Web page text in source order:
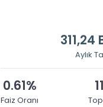
311,24
Aylık
0.61%
Faiz Oranı